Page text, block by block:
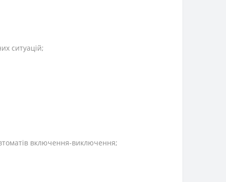
ситуацій;
включення-виключення;